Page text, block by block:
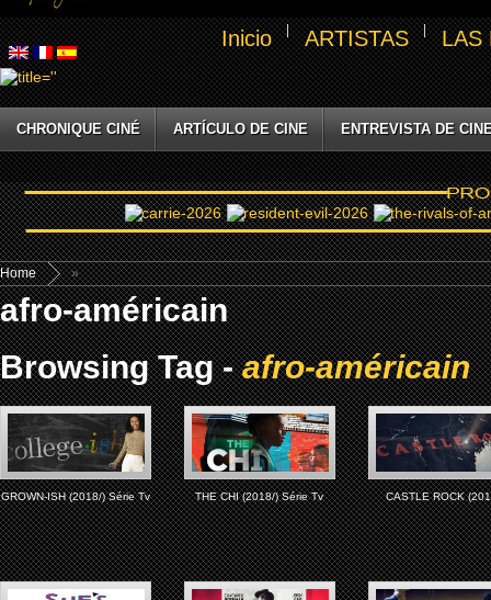
Inicio ARTISTAS LAS
CHRONIQUE CINÉ ARTÍCULO DE CINE ENTREVISTA DE
Home »
afro-américain
Browsing Tag -afro-américain
GROWN-ISH (2018/) Série Tv THE CHI (2018/) Série Tv CASTLE ROCK